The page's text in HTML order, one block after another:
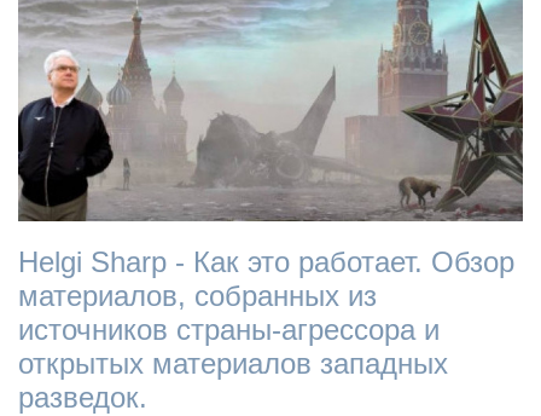
Helgi Sharp - Как это работает. Обзор
материалов, собранных из
источников страны-агрессора и
открытых материалов западных
разведок.